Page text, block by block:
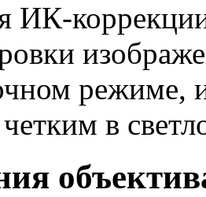
ИК-
режиме,
в